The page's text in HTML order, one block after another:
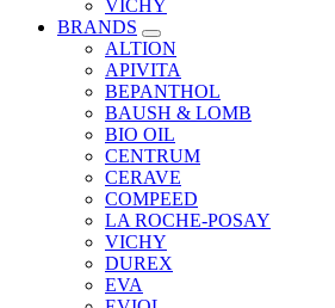
VICHY
BRANDS
ALTION
APIVITA
BEPANTHOL
BAUSH & LOMB
BIO OIL
CENTRUM
CERAVE
COMPEED
LA ROCHE-POSAY
VICHY
DUREX
EVA